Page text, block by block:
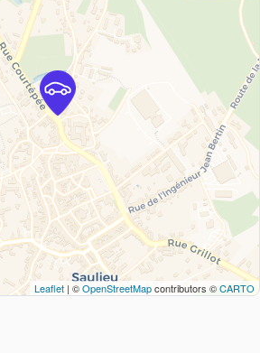
Leaflet | ©OpenStreetMapcontributors ©CARTO